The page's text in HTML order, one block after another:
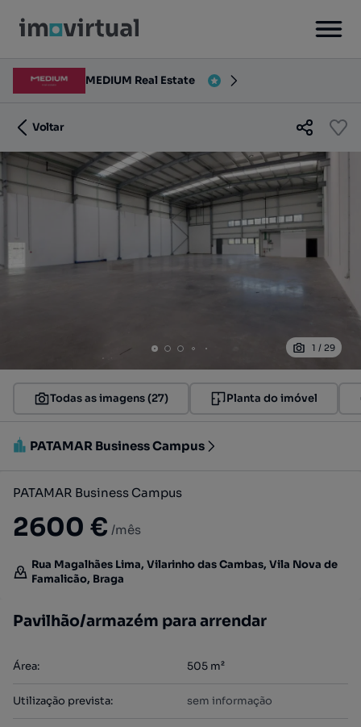
MEDIUM Real Estate
Voltar
1 / 29
Todas as imagens (27) Planta do imóvel
PATAMAR Business Campus
PATAMAR Business Campus
2600 € /mês
Rua Magalhães Lima, Vilarinho das Cambas, Vila Nova de
Famalicão, Braga
Pavilhão/armazém para arrendar
Área: 505 m²
Utilização prevista: sem informação